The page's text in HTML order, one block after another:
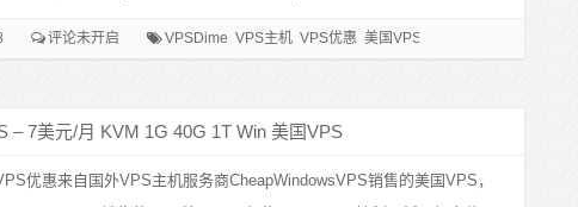
评论未开启 VPSDime VPS主机 VPS优惠 美国VPS
– 7美元/月 KVM 1G 40G 1T Win 美国VPS
优惠来自国外VPS主机服务商CheapWindowsVPS销售的美国VPS，